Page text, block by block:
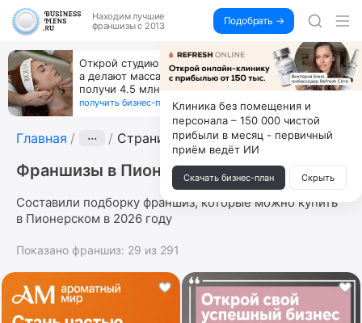
Находим лучшие
франшизы с 2013
Подобрать →
Открой студию, где не колют и не режут,
а делают массаж лица руками и в первый же год
получи 4.5 млн
получить бизнес-план ↓
Главная ··· Страница 3
Франшизы в Пионерском
Составили подборку франшиз, которые можно купить
в Пионерском в 2026 году
Показано франшиз: 29 из 291
Клиника без помещения и
персонала – 150 000 чистой
прибыли в месяц - первичный
приём ведёт ИИ
Скачать бизнес-план Скрыть